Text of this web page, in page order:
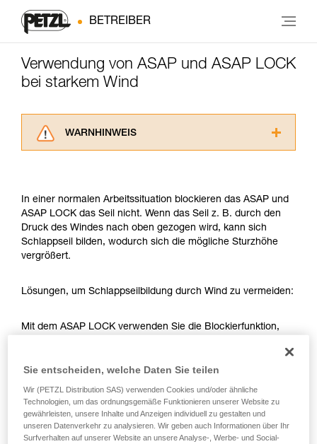
BETREIBER
Verwendung von ASAP und ASAP LOCK
bei starkem Wind
WARNHINWEIS
ziehen. Um diese Zusatzinformationen
verstehen zu können, müssen Sie zuerst die in
der Gebrauchsanweisung enthaltenen
Informationen richtig verstanden haben.
Die Beherrschung dieser Techniken setzt eine
Training voraus. Prüfen Sie zusammen mit
Sie ihn eigenständig durchführen.
noch andere Techniken, die hier nicht
beschrieben werden.
In einer normalen Arbeitssituation blockieren das ASAP und
ASAP LOCK das Seil nicht. Wenn das Seil z. B. durch den
Druck des Windes nach oben gezogen wird, kann sich
Schlappseil bilden, wodurch sich die mögliche Sturzhöhe
vergrößert.
Lösungen, um Schlappseilbildung durch Wind zu vermeiden:
Mit dem ASAP LOCK verwenden Sie die Blockierfunktion,
Aufstieg der anwendenden Person wird durch diese Funktion
nicht behindert.
Mit dem ASAP, das keine Blockierfunktion hat, können
andere Techniken angewendet werden:
Sie entscheiden, welche Daten Sie teilen
Wir (PETZL Distribution SAS) verwenden Cookies und/oder ähnliche
Technologien, um das ordnungsgemäße Funktionieren unserer Website zu
gewährleisten, unsere Inhalte und Anzeigen individuell zu gestalten und
unseren Datenverkehr zu analysieren. Wir geben auch Informationen über Ihr
Surfverhalten auf unserer Website an unsere Analyse-, Werbe- und Social-